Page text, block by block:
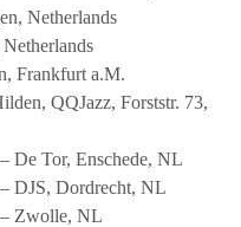
Netherlands
Frankfurt a.M.
QQJazz, Forststr. 73,
De Tor, Enschede, NL
DJS, Dordrecht, NL
– Zwolle, NL